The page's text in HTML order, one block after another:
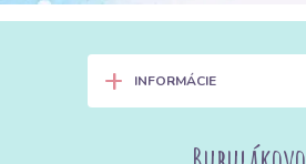
+ INFORMÁCIE